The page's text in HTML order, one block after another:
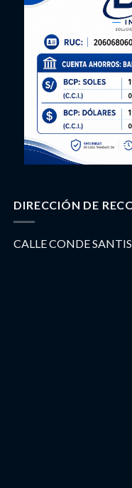
DIRECCIÓN DE
CALLE CONDE